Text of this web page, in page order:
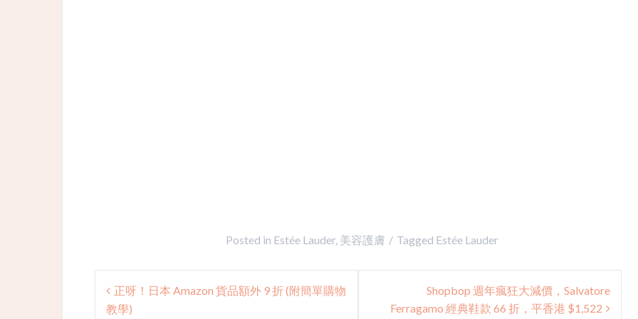
Posted in Estée Lauder, 美容護膚 Tagged Estée Lauder
Post
navigation
正呀！日本 Amazon 貨品額外 9 折 (附簡單購物
教學)
Shopbop 週年瘋狂大減價，Salvatore
Ferragamo 經典鞋款 66 折，平香港 $1,522